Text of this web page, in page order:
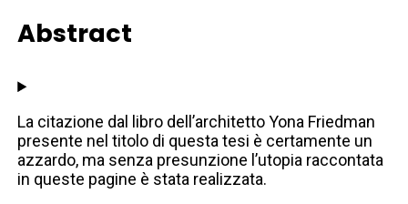
Abstract
La citazione dal libro dell’architetto Yona Friedman
presente nel titolo di questa tesi è certamente un
azzardo, ma senza presunzione l’utopia raccontata
in queste pagine è stata realizzata.